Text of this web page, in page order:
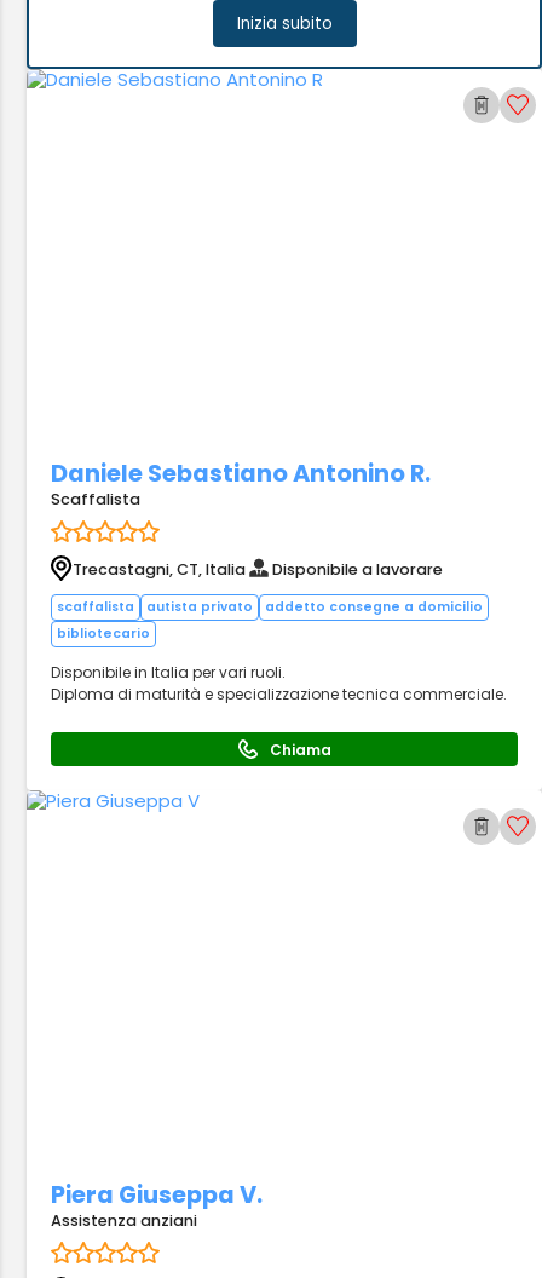
Inizia subito
Daniele Sebastiano Antonino R.
Scaffalista
Trecastagni, CT, Italia Disponibile a lavorare
scaffalista autista privato
addetto consegne a domicilio
bibliotecario
Disponibile in Italia per vari ruoli.
Diploma di maturità e specializzazione tecnica commerciale.
Chiama
Piera Giuseppa V.
Assistenza anziani